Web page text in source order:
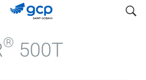
search
® 500T